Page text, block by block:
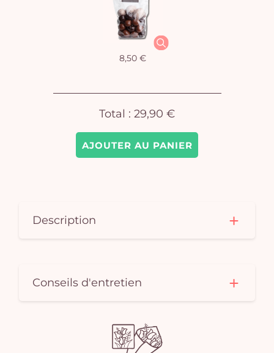
AJOUTER AU PANIER
8,50 €
Total : 29,90 €
Description
Conseils d'entretien